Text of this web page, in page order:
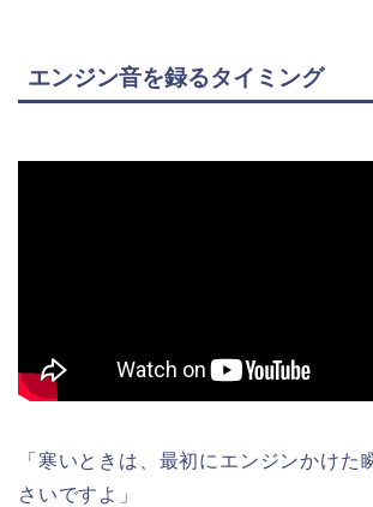
エンジン音を録るタイミング
「寒いときは、最初にエンジンかけた
さいですよ」